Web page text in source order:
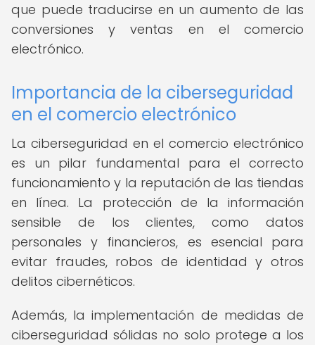
que puede traducirse en un aumento de las
conversiones y ventas en el comercio
electrónico.
Importancia de la ciberseguridad
en el comercio electrónico
La ciberseguridad en el comercio electrónico
es un pilar fundamental para el correcto
funcionamiento y la reputación de las tiendas
en línea. La protección de la información
sensible de los clientes, como datos
personales y financieros, es esencial para
evitar fraudes, robos de identidad y otros
delitos cibernéticos.
Además, la implementación de medidas de
ciberseguridad sólidas no solo protege a los